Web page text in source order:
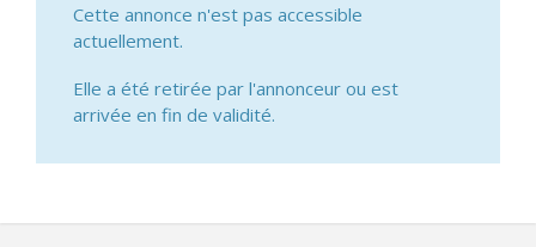
Cette annonce n'est pas accessible
actuellement.
Elle a été retirée par l'annonceur ou est
arrivée en fin de validité.